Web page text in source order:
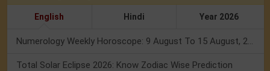
English Hindi Year 2026
Total Solar Eclipse 2026: Know Zodiac Wise Prediction